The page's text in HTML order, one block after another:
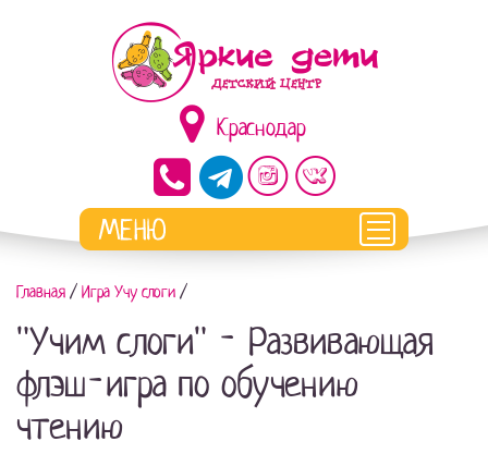
Краснодар
Главная / Игра Учу слоги /
"Учим слоги" - Развивающая
флэш-игра по обучению
чтению